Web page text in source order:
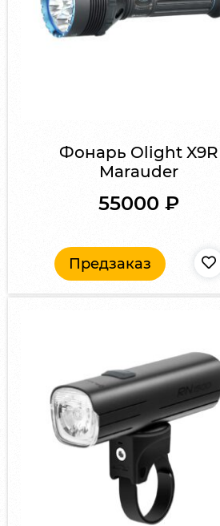
Фонарь Olight X9R
Marauder
55000₽
Предзаказ